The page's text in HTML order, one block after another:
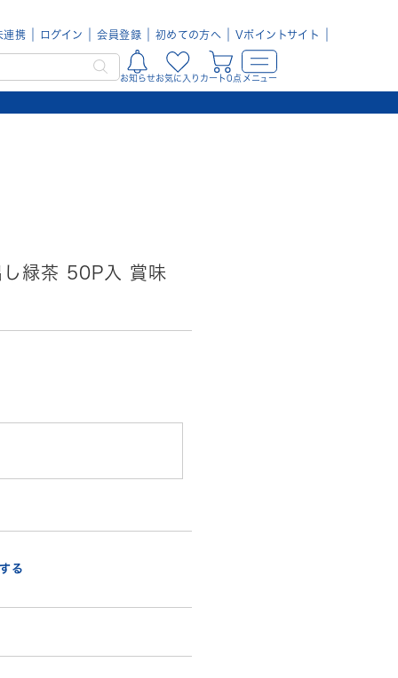
連携 ログイン 会員登録 初めての方へ Vポイントサイト
お知らせお気に入り カート0点 メニュー
緑茶 50P入 賞味
る